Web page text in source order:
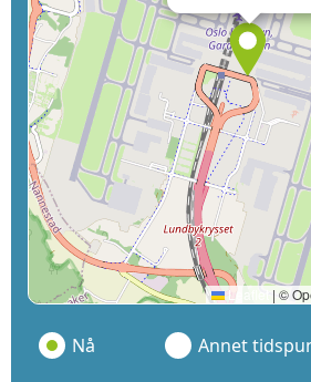
Leaflet | ©
Nå Annet